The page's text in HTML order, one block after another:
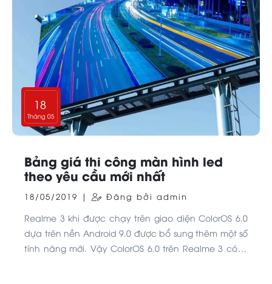
18
Tháng 05
Bảng giá thi công màn hình led
theo yêu cầu mới nhất
18/05/2019 | Đăng bởi admin
Realme 3 khi được chạy trên giao diện ColorOS 6.0
dựa trên nền Android 9.0 được bổ sung thêm một số
tính năng mới. Vậy ColorOS 6.0 trên Realme 3 có gì